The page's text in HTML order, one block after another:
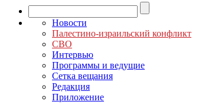
Новости
Палестино-израильский конфликт
СВО
Интервью
Программы и ведущие
Сетка вещания
Редакция
Приложение